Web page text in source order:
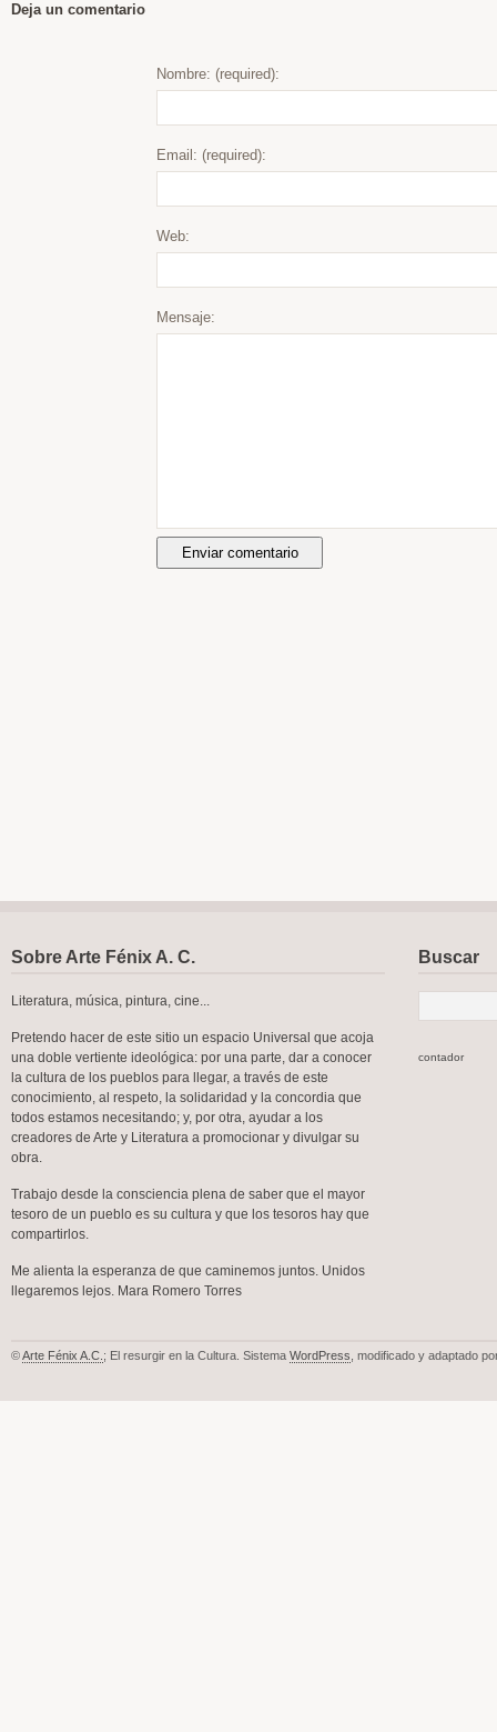
Deja un comentario
Nombre: (required):
Email: (required):
Web:
Mensaje:
Sobre Arte Fénix A. C.
Literatura, música, pintura, cine...
Pretendo hacer de este sitio un espacio Universal que acoja
una doble vertiente ideológica: por una parte, dar a conocer
la cultura de los pueblos para llegar, a través de este
conocimiento, al respeto, la solidaridad y la concordia que
todos estamos necesitando; y, por otra, ayudar a los
creadores de Arte y Literatura a promocionar y divulgar su
obra.
Trabajo desde la consciencia plena de saber que el mayor
tesoro de un pueblo es su cultura y que los tesoros hay que
compartirlos.
Me alienta la esperanza de que caminemos juntos. Unidos
llegaremos lejos. Mara Romero Torres
Buscar
contador
©Arte Fénix A.C. ; El resurgir en la Cultura. Sistema WordPress , modificado y adaptado